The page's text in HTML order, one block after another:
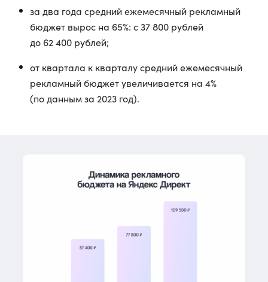
за два года средний ежемесячный рекламный
бюджет вырос на 65%: с 37 800 рублей
до 62 400 рублей;
от квартала к кварталу средний ежемесячный
рекламный бюджет увеличивается на 4%
(по данным за 2023 год).